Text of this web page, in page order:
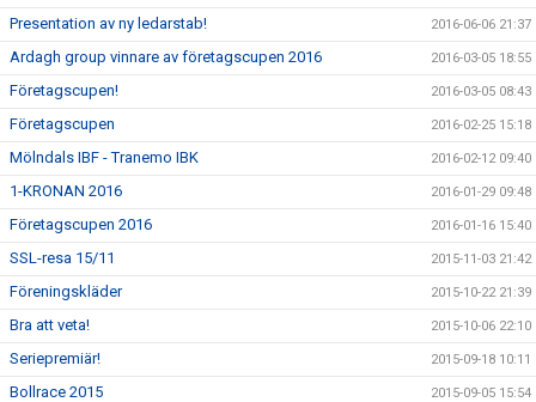
Presentation av ny ledarstab! 2016-06-06 21:37
Ardagh group vinnare av företagscupen 2016 2016-03-05 18:55
Företagscupen! 2016-03-05 08:43
Företagscupen 2016-02-25 15:18
Mölndals IBF - Tranemo IBK 2016-02-12 09:40
1-KRONAN 2016 2016-01-29 09:48
Företagscupen 2016 2016-01-16 15:40
SSL-resa 15/11 2015-11-03 21:42
Föreningskläder 2015-10-22 21:39
Bra att veta! 2015-10-06 22:10
Seriepremiär! 2015-09-18 10:11
Bollrace 2015 2015-09-05 15:54